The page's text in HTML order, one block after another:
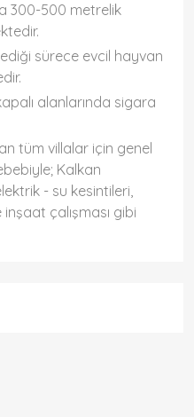
300-500 metrelik
sürece evcil hayvan
alanlarında sigara
tüm villalar için genel
Kalkan
- su kesintileri,
çalışması gibi